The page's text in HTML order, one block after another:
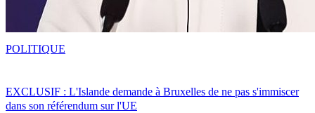
EXCLUSIF : L'Islande demande à Bruxelles de ne pas s'immiscer
dans son référendum sur l'UE
POLITIQUE